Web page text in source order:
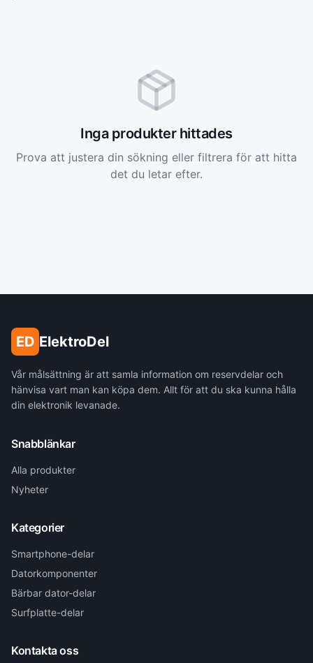
Inga produkter hittades
Prova att justera din sökning eller filtrera för att hitta
det du letar efter.
ED ElektroDel
Vår målsättning är att samla information om reservdelar och
hänvisa vart man kan köpa dem. Allt för att du ska kunna hålla
din elektronik levanade.
Snabblänkar
Alla produkter
Nyheter
Kategorier
Smartphone-delar
Datorkomponenter
Bärbar dator-delar
Surfplatte-delar
Kontakta oss